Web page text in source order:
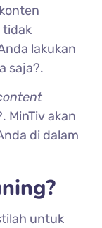
tidak
lakukan
saja?.
MinTiv akan
di dalam
untuk